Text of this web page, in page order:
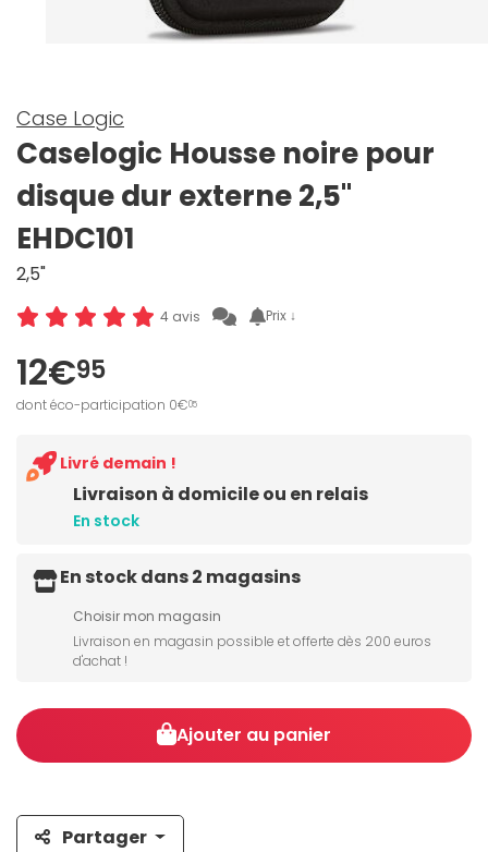
Case Logic
Caselogic Housse noire pour
disque dur externe 2,5"
EHDC101
2,5"
4 avis Prix ↓
12€95
dont éco-participation 0€05
Livraison à domicile ou en relais
En stock
Livré demain !
En stock dans 2 magasins
Choisir mon magasin
Livraison en magasin possible et offerte dès 200 euros
d'achat !
Ajouter au panier
Partager